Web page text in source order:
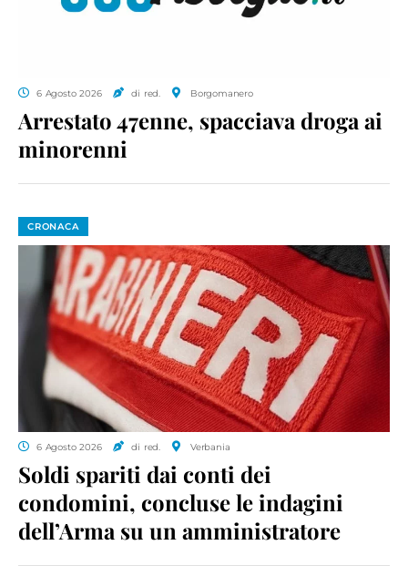
6 Agosto 2026 di red. Borgomanero
Arrestato 47enne, spacciava droga ai
minorenni
CRONACA
6 Agosto 2026 di red. Verbania
Soldi spariti dai conti dei
condomini, concluse le indagini
dell’Arma su un amministratore